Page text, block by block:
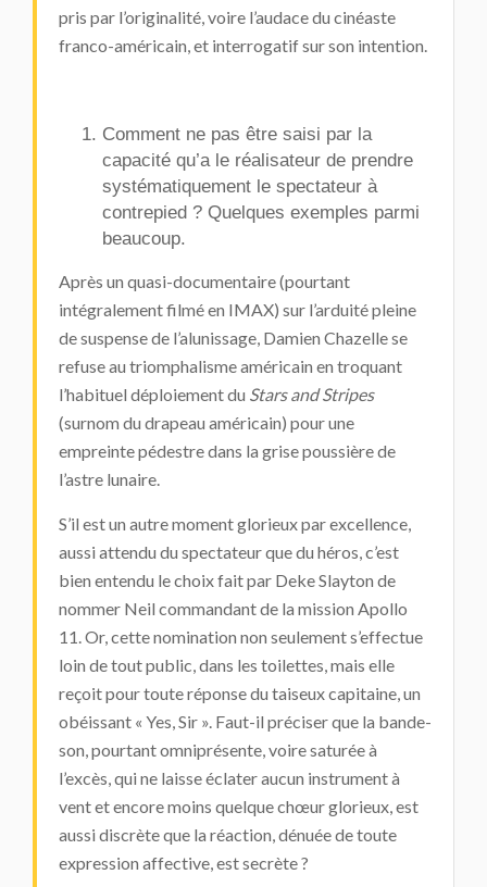
pris par l’originalité, voire l’audace du cinéaste
franco-américain, et interrogatif sur son intention.
Comment ne pas être saisi par la
capacité qu’a le réalisateur de prendre
systématiquement le spectateur à
contrepied ? Quelques exemples parmi
beaucoup.
Après un quasi-documentaire (pourtant
intégralement filmé en IMAX) sur l’arduité pleine
de suspense de l’alunissage, Damien Chazelle se
refuse au triomphalisme américain en troquant
l’habituel déploiement du Stars and Stripes
(surnom du drapeau américain) pour une
empreinte pédestre dans la grise poussière de
l’astre lunaire.
S’il est un autre moment glorieux par excellence,
aussi attendu du spectateur que du héros, c’est
bien entendu le choix fait par Deke Slayton de
nommer Neil commandant de la mission Apollo
11. Or, cette nomination non seulement s’effectue
loin de tout public, dans les toilettes, mais elle
reçoit pour toute réponse du taiseux capitaine, un
obéissant « Yes, Sir ». Faut-il préciser que la bande-
son, pourtant omniprésente, voire saturée à
l’excès, qui ne laisse éclater aucun instrument à
vent et encore moins quelque chœur glorieux, est
aussi discrète que la réaction, dénuée de toute
expression affective, est secrète ?